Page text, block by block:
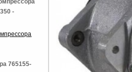
-
765155-